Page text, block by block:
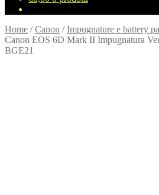
Home /Canon /Impugnature e battery
Canon EOS 6D Mark II Impugnatura
BGE21